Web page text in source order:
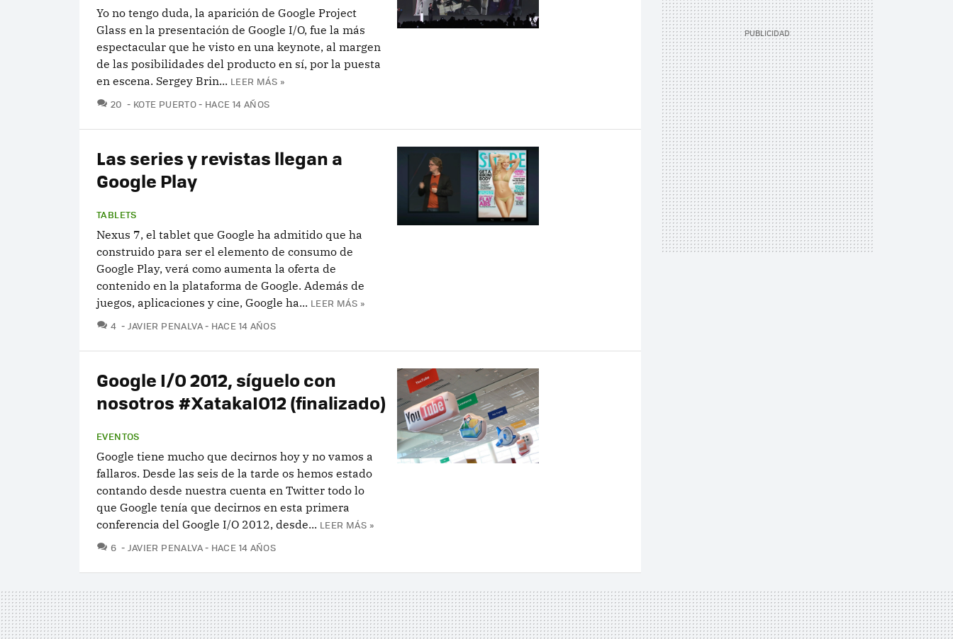
Yo no tengo duda, la aparición de Google Project
Glass en la presentación de Google I/O, fue la más
espectacular que he visto en una keynote, al margen
de las posibilidades del producto en sí, por la puesta
en escena. Sergey Brin... LEER MÁS »
20 COMENTARIOS
KOTE PUERTO HACE 14 AÑOS
Las series y revistas llegan a
Google Play
TABLETS
Nexus 7, el tablet que Google ha admitido que ha
construido para ser el elemento de consumo de
Google Play, verá como aumenta la oferta de
contenido en la plataforma de Google. Además de
juegos, aplicaciones y cine, Google ha... LEER MÁS »
4 COMENTARIOS
JAVIER PENALVA HACE 14 AÑOS
Google I/O 2012, síguelo con
nosotros #XatakaIO12 (finalizado)
EVENTOS
Google tiene mucho que decirnos hoy y no vamos a
fallaros. Desde las seis de la tarde os hemos estado
contando desde nuestra cuenta en Twitter todo lo
que Google tenía que decirnos en esta primera
conferencia del Google I/O 2012, desde... LEER MÁS »
6 COMENTARIOS
JAVIER PENALVA HACE 14 AÑOS